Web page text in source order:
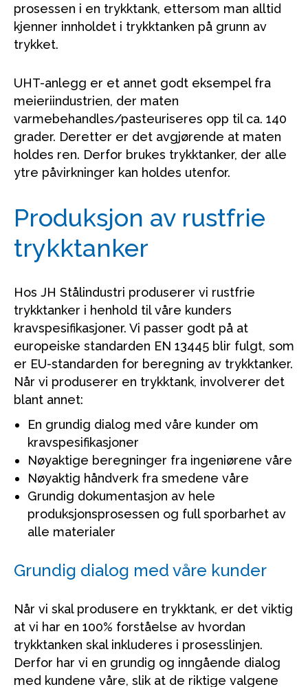
prosessen i en trykktank, ettersom man alltid
kjenner innholdet i trykktanken på grunn av
trykket.
UHT-anlegg er et annet godt eksempel fra
meieriindustrien, der maten
varmebehandles/pasteuriseres opp til ca. 140
grader. Deretter er det avgjørende at maten
holdes ren. Derfor brukes trykktanker, der alle
ytre påvirkninger kan holdes utenfor.
Produksjon av rustfrie
trykktanker
Hos JH Stålindustri produserer vi rustfrie
trykktanker i henhold til våre kunders
kravspesifikasjoner. Vi passer godt på at
europeiske standarden EN 13445 blir fulgt, som
er EU-standarden for beregning av trykktanker.
Når vi produserer en trykktank, involverer det
blant annet:
En grundig dialog med våre kunder om
kravspesifikasjoner
Nøyaktige beregninger fra ingeniørene våre
Nøyaktig håndverk fra smedene våre
Grundig dokumentasjon av hele
produksjonsprosessen og full sporbarhet av
alle materialer
Grundig dialog med våre kunder
Når vi skal produsere en trykktank, er det viktig
at vi har en 100% forståelse av hvordan
trykktanken skal inkluderes i prosesslinjen.
Derfor har vi en grundig og inngående dialog
med kundene våre, slik at de riktige valgene